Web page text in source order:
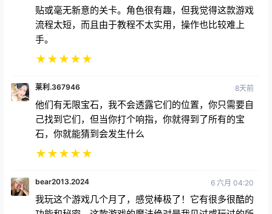
你可以和它交谈，游戏还有手部追踪功能，它有独特的
手部法术，包括将你的手变成弩的 w 法术，所以是
的，10/10 我真的建议你买它
★★★★★
宾果游戏 7月5日 18:47
你玩游戏，学习不同的法术。一旦故事开始，就会变得
无聊，因为你一遍又一遍地重复相同的地下城、复制粘
贴或毫无新意的关卡。角色很有趣，但我觉得这款游戏
手。
★★★★★
莱利.367946 8天前